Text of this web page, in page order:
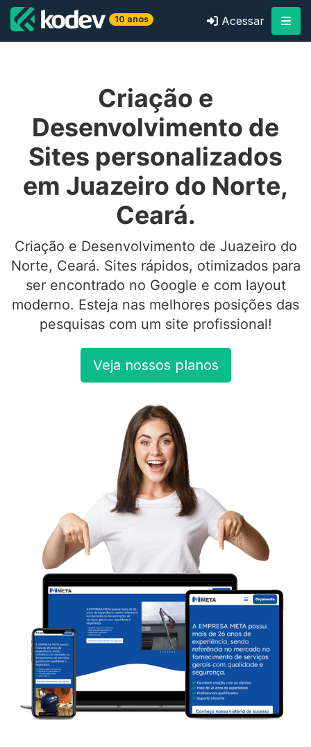
10 anos Acessar
Criação e
Desenvolvimento de
Sites personalizados
em Juazeiro do Norte,
Ceará.
Criação e Desenvolvimento de Juazeiro do
Norte, Ceará. Sites rápidos, otimizados para
ser encontrado no Google e com layout
moderno. Esteja nas melhores posições das
pesquisas com um site profissional!
Veja nossos planos